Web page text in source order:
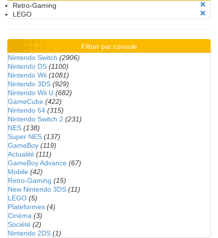
Retro-Gaming
LEGO
Filtrer par console
Nintendo Switch (2906)
Nintendo DS (1100)
Nintendo Wii (1081)
Nintendo 3DS (929)
Nintendo Wii U (682)
GameCube (422)
Nintendo 64 (315)
Nintendo Switch 2 (231)
NES (138)
Super NES (137)
GameBoy (119)
Actualité (111)
GameBoy Advance (67)
Mobile (42)
Retro-Gaming (15)
New Nintendo 3DS (11)
LEGO (5)
Plateformes (4)
Cinéma (3)
Société (2)
Nintendo 2DS (1)